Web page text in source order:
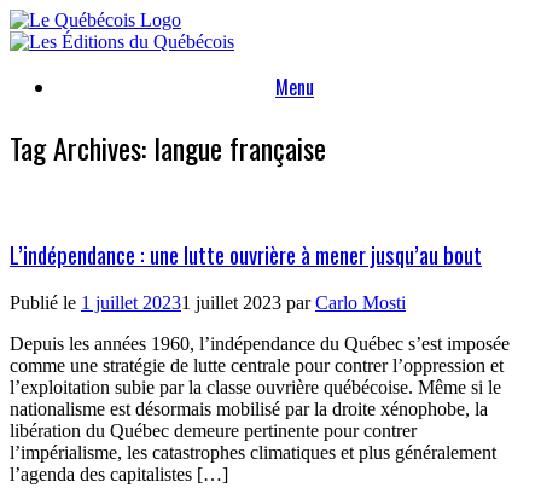
Skip
to
Menu
Tag Archives: langue française
L’indépendance : une lutte ouvrière à mener jusqu’au bout
Publié le 1 juillet 20231 juillet 2023 parCarlo Mosti
Depuis les années 1960, l’indépendance du Québec s’est imposée
comme une stratégie de lutte centrale pour contrer l’oppression et
l’exploitation subie par la classe ouvrière québécoise. Même si le
nationalisme est désormais mobilisé par la droite xénophobe, la
libération du Québec demeure pertinente pour contrer
l’impérialisme, les catastrophes climatiques et plus généralement
l’agenda des capitalistes […]